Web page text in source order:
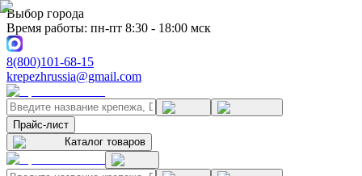
Выбор города
Время работы: пн-пт 8:30 - 18:00 мск
8(800)101-68-15
krepezhrussia@gmail.com
Прайс-лист
Каталог товаров